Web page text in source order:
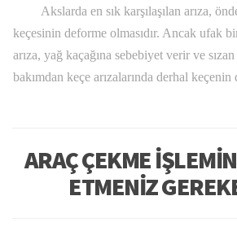
Akslarda en sık karşılaşılan arıza,
keçesinin deforme olmasıdır. Ancak ufak
arıza, yağ kaçağına sebebiyet verir ve
bakımdan keçe arızalarında derhal
ARAÇ ÇEKME
ETMENİZ